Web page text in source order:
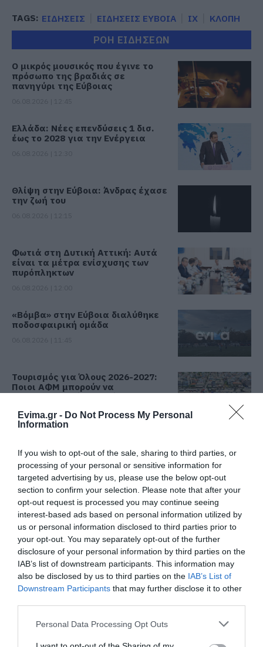
Evima.gr - Do Not Process My Personal
Information
If you wish to opt-out of the sale, sharing to third parties, or
processing of your personal or sensitive information for
targeted advertising by us, please use the below opt-out
section to confirm your selection. Please note that after your
opt-out request is processed you may continue seeing
interest-based ads based on personal information utilized by
us or personal information disclosed to third parties prior to
your opt-out. You may separately opt-out of the further
disclosure of your personal information by third parties on the
IAB’s list of downstream participants. This information may
also be disclosed by us to third parties on the IAB’s List of
Downstream Participants that may further disclose it to other
Please note that this website/app uses one or more Google
Personal Data Processing Opt Outs
TAGS: ΕΙΔΗΣΕΙΣ ΕΙΔΗΣΕΙΣ ΕΥΒΟΙΑ ΙΧ ΚΛΟΠΗ
ΡΟΗ ΕΙΔΗΣΕΩΝ
Ο μικρός μουσικός που έγινε το
πρόσωπο της βραδιάς σε
πανηγύρι της Εύβοιας
Ελλάδα: Νέες επενδύσεις 1 δισ.
έως το 2028 για την Ενέργεια
Θλίψη στην Εύβοια: Άνδρας έχασε
την ζωή του
Φωτιά στη Δυτική Αττική: Αυτά
είναι τα μέτρα ενίσχυσης των
πυρόπληκτων
«Βόμβα» στην Εύβοια διαλύθηκε
ποδοσφαιρική ομάδα
Τουρισμός για Όλους 2026-2027:
Ποιοι ΑΦΜ μπορούν να
καταθέσουν σήμερα αίτηση
06.08.2026 | 11:30
σπιτιού στην Εύβοια – Εικόνες
06.08.2026 | 11:15
Γνωρίστε τα αρχαιολογικά
ευρήματα της Εύβοιας! Δείτε τα
σημεία ξενάγησης
06.08.2026 | 11:00
Δείτε εδώ που και πότε θα γίνει
το επόμενο πανηγύρι στην Εύβοια
06.08.2026 | 10:45
Σε αυτό τον Δήμο της Εύβοιας τα
Όλες οι τελευταίες ειδήσεις
ΠΕΡΙΣΣΟΤΕΡΑ ΑΠΟ ΕΙΔΗΣΕΙΣ ΕΥΒΟΙΑ
Ο μικρός μουσικός που
της Εύβοιας
Θλίψη στην Εύβοια: